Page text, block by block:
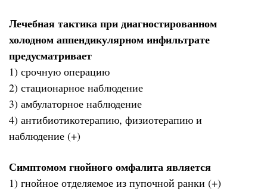
Лечебная тактика при диагностированном
холодном аппендикулярном инфильтрате
предусматривает
1) срочную операцию
2) стационарное наблюдение
3) амбулаторное наблюдение
4) антибиотикотерапию, физиотерапию и
наблюдение (+)
Симптомом гнойного омфалита является
1) гнойное отделяемое из пупочной ранки (+)